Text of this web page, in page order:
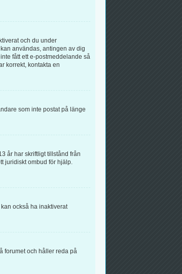
och du under
användas, antingen av dig
fått ett e-postmeddelande så
korrekt, kontakta en
som inte postat på länge
år har skriftligt tillstånd från
juridiskt ombud för hjälp.
också ha inaktiverat
forumet och håller reda på